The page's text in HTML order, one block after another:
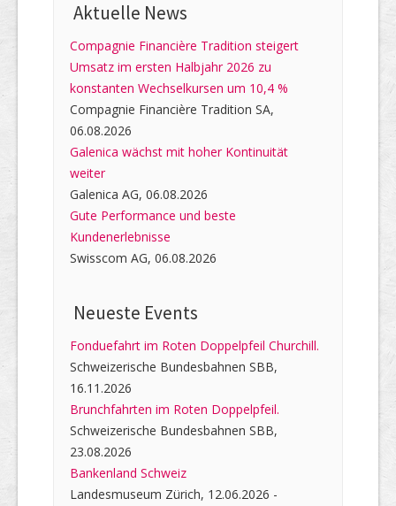
Aktuelle News
Compagnie Financière Tradition steigert
Umsatz im ersten Halbjahr 2026 zu
konstanten Wechselkursen um 10,4 %
Compagnie Financière Tradition SA,
06.08.2026
Galenica wächst mit hoher Kontinuität
weiter
Galenica AG, 06.08.2026
Gute Performance und beste
Kundenerlebnisse
Swisscom AG, 06.08.2026
Neueste Events
Fonduefahrt im Roten Doppelpfeil Churchill.
Schweizerische Bundesbahnen SBB,
16.11.2026
Brunchfahrten im Roten Doppelpfeil.
Schweizerische Bundesbahnen SBB,
23.08.2026
Bankenland Schweiz
Landesmuseum Zürich, 12.06.2026 -